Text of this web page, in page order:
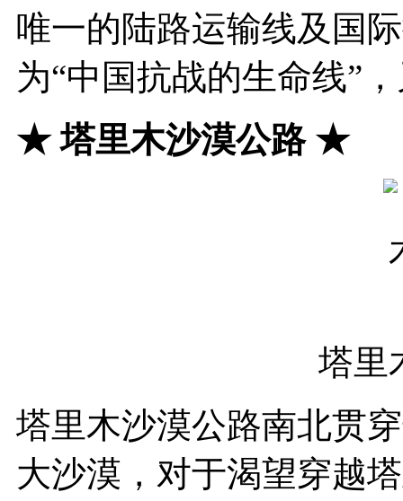
唯一的陆路运输线及国
为“中国抗战的生命线”
★塔里木沙漠公路 ★
塔里
塔里木沙漠公路南北贯
大沙漠，对于渴望穿越